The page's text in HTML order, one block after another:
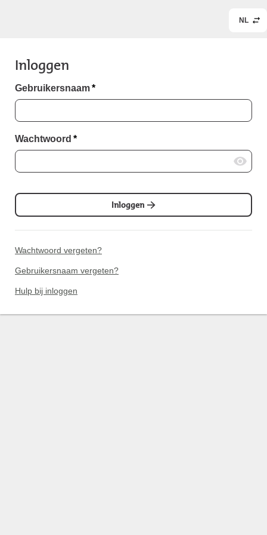
NL
Inloggen
Gebruikersnaam*
Wachtwoord *
Inloggen
Wachtwoord vergeten?
Gebruikersnaam vergeten?
Hulp bij inloggen